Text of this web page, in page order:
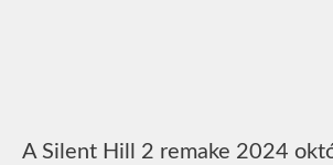
A Silent Hill 2 remake 2024